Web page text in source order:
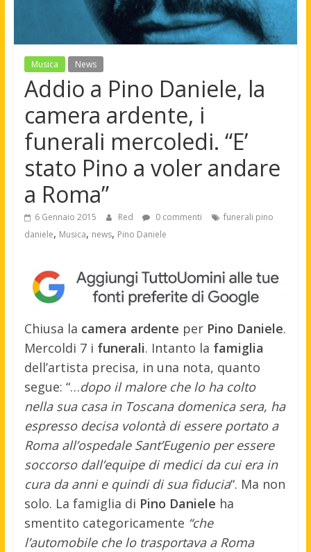
Musica News
Addio a Pino Daniele, la
camera ardente, i
funerali mercoledi. “E’
stato Pino a voler andare
a Roma”
6 Gennaio 2015 Red 0 commenti
funerali pino
daniele, Musica, news, Pino Daniele
Chiusa la camera ardente per Pino Daniele.
Mercoldi 7 i funerali. Intanto la famiglia
dell’artista precisa, in una nota, quanto
segue: “…dopo il malore che lo ha colto
nella sua casa in Toscana domenica sera, ha
espresso decisa volontà di essere portato a
Roma all’ospedale Sant’Eugenio per essere
soccorso dall’equipe di medici da cui era in
cura da anni e quindi di sua fiducia“. Ma non
solo. La famiglia di Pino Daniele ha
smentito categoricamente “che
l’automobile che lo trasportava a Roma